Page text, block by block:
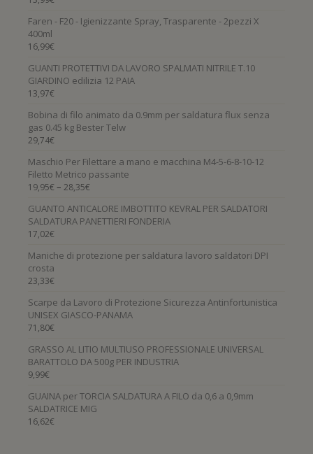
Faren - F20 - Igienizzante Spray, Trasparente - 2pezzi X
400ml
16,99€
GUANTI PROTETTIVI DA LAVORO SPALMATI NITRILE T.10
GIARDINO edilizia 12 PAIA
13,97€
Bobina di filo animato da 0.9mm per saldatura flux senza
gas 0.45 kg Bester Telw
29,74€
Maschio Per Filettare a mano e macchina M4-5-6-8-10-12
Filetto Metrico passante
19,95€ – 28,35€
GUANTO ANTICALORE IMBOTTITO KEVRAL PER SALDATORI
SALDATURA PANETTIERI FONDERIA
17,02€
Maniche di protezione per saldatura lavoro saldatori DPI
crosta
23,33€
Scarpe da Lavoro di Protezione Sicurezza Antinfortunistica
UNISEX GIASCO-PANAMA
71,80€
GRASSO AL LITIO MULTIUSO PROFESSIONALE UNIVERSAL
BARATTOLO DA 500g PER INDUSTRIA
9,99€
GUAINA per TORCIA SALDATURA A FILO da 0,6 a 0,9mm
SALDATRICE MIG
16,62€